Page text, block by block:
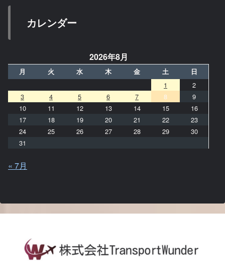
カレンダー
2026年8月
月 火 水 木 金 土 日
1
2
3
4 5 6 7 8
9
10
11 12 13 14 15
16
17
18 19 20 21 22
23
24
25 26 27 28 29
30
31
« 7月